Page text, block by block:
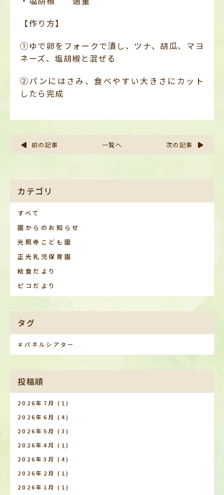
【作り方】
①ゆで卵をフォークで潰し、ツナ、胡瓜、マヨ
ネーズ、塩胡椒と混ぜる
②パンにはさみ、食べやすい大きさにカット
したら完成
前の記事 一覧へ 次の記事
カテゴリ
すべて
園からのお知らせ
光照寺こども園
正光乳児保育園
給食だより
ピコだより
タグ
＃パネルシアター
投稿順
2026年7月 (1)
2026年6月 (4)
2026年5月 (3)
2026年4月 (1)
2026年3月 (4)
2026年2月 (1)
2026年1月 (1)